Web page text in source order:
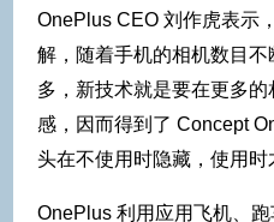
OnePlus CEO 刘作虎表示
解，随着手机的相机数目
多，新技术就是要在更多
感，因而得到了 Concept
头在不使用时隐藏，使用时
OnePlus 利用应用飞机、